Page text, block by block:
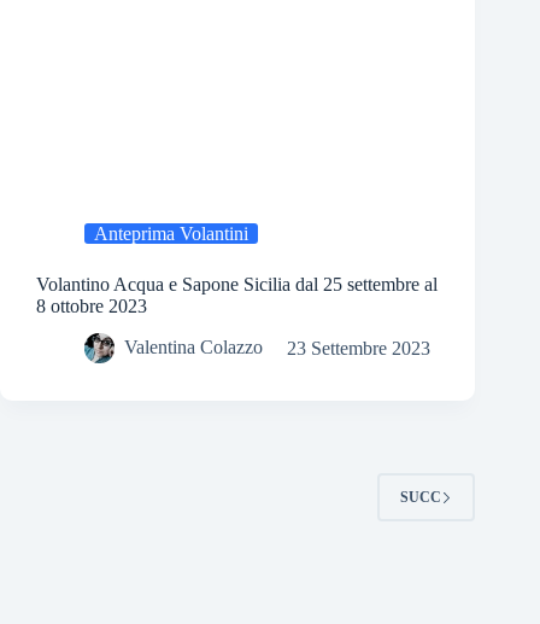
Anteprima Volantini
Volantino Acqua e Sapone Sicilia dal 25 settembre al
8 ottobre 2023
Valentina Colazzo 23 Settembre 2023
SUCC